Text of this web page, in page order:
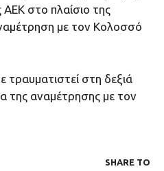
στο πλαίσιο της
με τον Κολοσσό
τραυματιστεί στη δεξιά
της αναμέτρησης με τον
SHARE ΤΟ